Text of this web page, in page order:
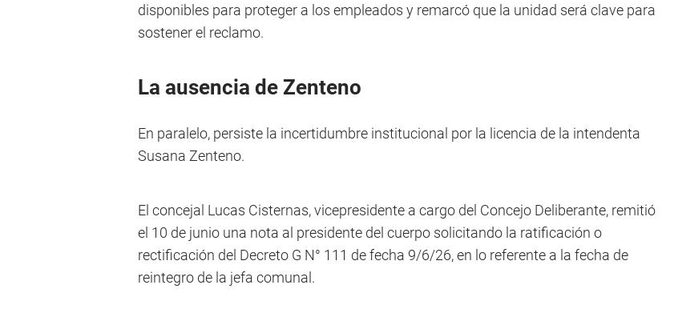
disponibles para proteger a los empleados y remarcó que la unidad será clave para
sostener el reclamo.
La ausencia de Zenteno
En paralelo, persiste la incertidumbre institucional por la licencia de la intendenta
Susana Zenteno.
El concejal Lucas Cisternas, vicepresidente a cargo del Concejo Deliberante, remitió
el 10 de junio una nota al presidente del cuerpo solicitando la ratificación o
rectificación del Decreto G N° 111 de fecha 9/6/26, en lo referente a la fecha de
reintegro de la jefa comunal.